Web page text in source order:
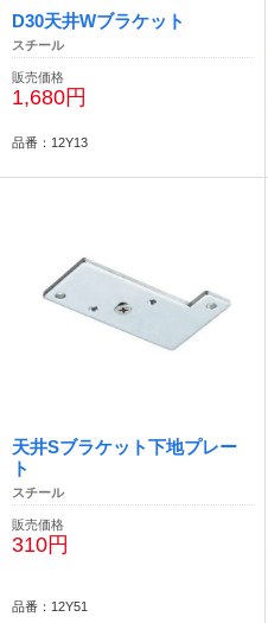
D30天井Wブラケット
スチール
販売価格
1,680円
品番：12Y13
天井Sブラケット下地プレー
ト
スチール
販売価格
310円
品番：12Y51